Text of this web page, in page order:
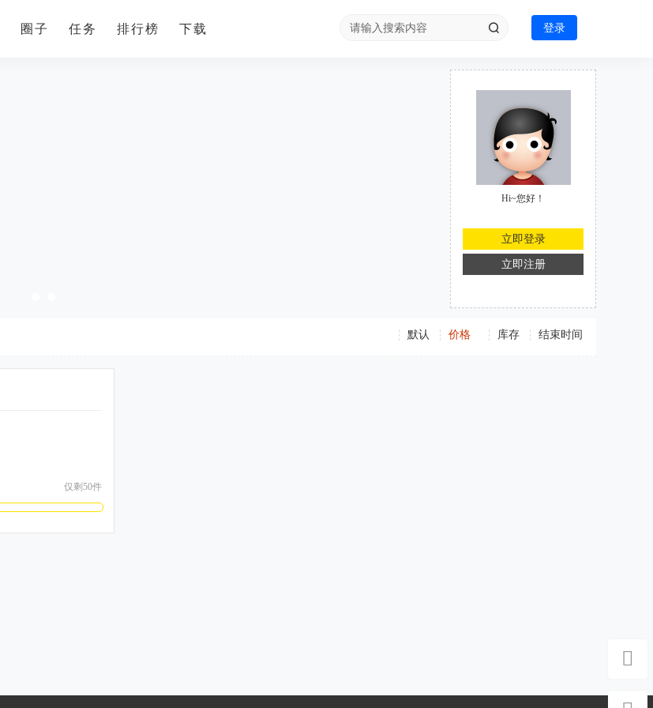
圈子 任务 排行榜 下载 登录
Hi~您好！
立即登录
立即注册
默认 价格 库存 结束时间
仅剩50件